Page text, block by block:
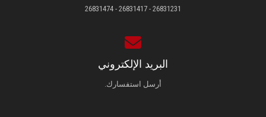
26831231 - 26831417 - 26831474
البريد الإلكتروني
أرسل استفسارك.